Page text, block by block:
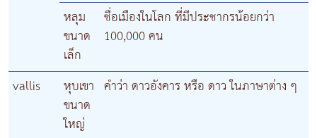
หลุม
ขนาด
เล็ก
ชื่อเมืองในโลก ที่มีประชากรน้อยกว่า
100,000 คน
vallis หุบเขา
ขนาด
ใหญ่
คำว่า ดาวอังคาร หรือ ดาว ในภาษาต่าง ๆ